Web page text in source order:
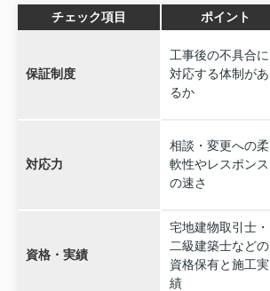
チェック項目 ポイント
保証制度
工事後の不具合に
対応する体制があ
るか
対応力
相談・変更への柔
軟性やレスポンス
の速さ
資格・実績
宅地建物取引士・
二級建築士などの
資格保有と施工実
績